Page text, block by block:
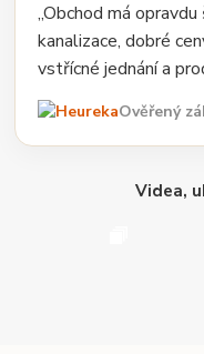
„Obchod má
kanalizace, dobré
vstřícné jednání a
Ověřený
Videa,